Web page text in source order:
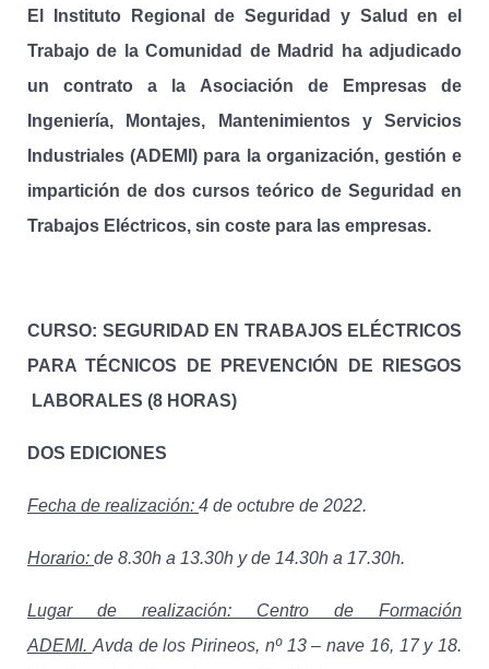
El Instituto Regional de Seguridad y Salud en el
Trabajo de la Comunidad de Madrid ha adjudicado
un contrato a la Asociación de Empresas de
Ingeniería, Montajes, Mantenimientos y Servicios
Industriales (ADEMI) para la organización, gestión e
impartición de dos cursos teórico de Seguridad en
Trabajos Eléctricos, sin coste para las empresas.
CURSO: SEGURIDAD EN TRABAJOS ELÉCTRICOS
PARA TÉCNICOS DE PREVENCIÓN DE RIESGOS
LABORALES (8 HORAS)
DOS EDICIONES
Fecha de realización: 4 de octubre de 2022.
Horario: de 8.30h a 13.30h y de 14.30h a 17.30h.
Lugar de realización: Centro de Formación
ADEMI. Avda de los Pirineos, nº 13 – nave 16, 17 y 18.